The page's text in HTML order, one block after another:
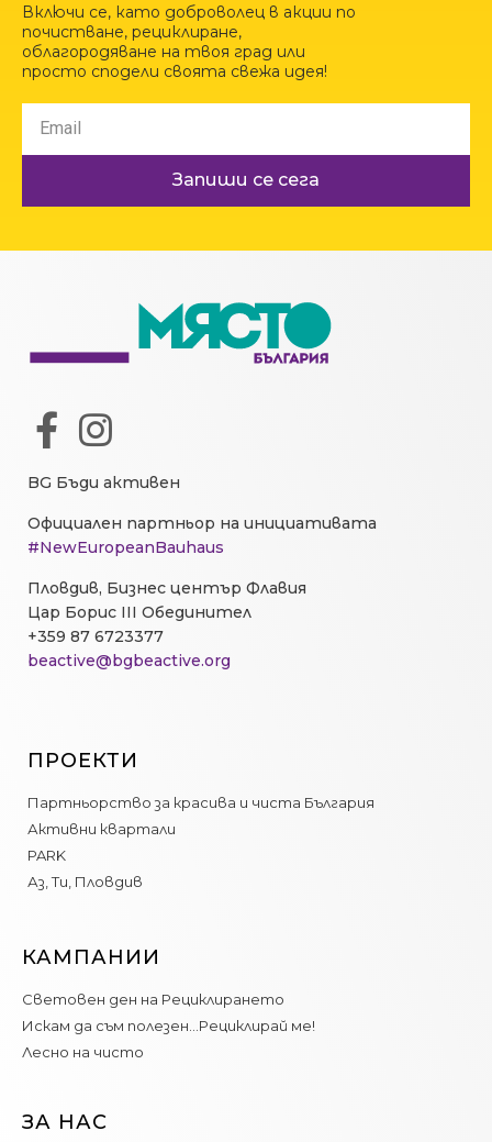
Включи се, като доброволец в акции по
почистване, рециклиране,
облагородяване на твоя град или
просто сподели своята свежа идея!
Запиши се сега
BG Бъди активен
Официален партньор на инициативата
#NewEuropeanBauhaus
Пловдив, Бизнес център Флавия
Цар Борис III Обединител
+359 87 6723377
beactive@bgbeactive.org
ПРОЕКТИ
Партньорство за красива и чиста България
Активни квартали
PARK
Аз, Ти, Пловдив
КАМПАНИИ
Световен ден на Рециклирането
Искам да съм полезен…Рециклирай ме!
Лесно на чисто
ЗА НАС